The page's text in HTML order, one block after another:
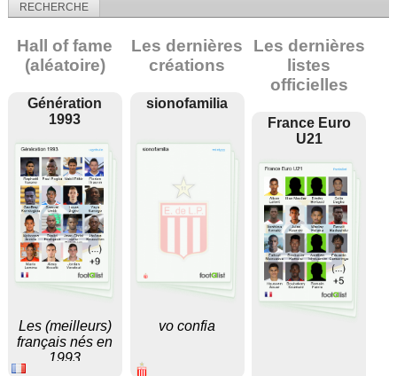
RECHERCHE
Hall of fame
(aléatoire)
Génération
1993
Les (meilleurs)
français nés en
1993
Les dernières
créations
sionofamilia
vo confia
Les dernières
listes
officielles
France Euro
U21